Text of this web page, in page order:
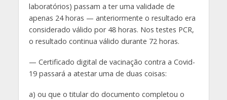
laboratórios) passam a ter uma validade de
apenas 24 horas — anteriormente o resultado era
considerado válido por 48 horas. Nos testes PCR,
o resultado continua válido durante 72 horas.
— Certificado digital de vacinação contra a Covid-
19 passará a atestar uma de duas coisas:
a) ou que o titular do documento completou o